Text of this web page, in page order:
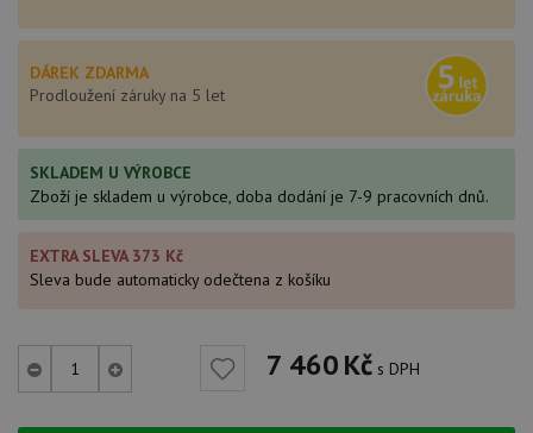
DÁREK ZDARMA
Prodloužení záruky na 5 let
SKLADEM U VÝROBCE
Zboží je skladem u výrobce, doba dodání je 7-9 pracovních dnů.
EXTRA SLEVA 373 Kč
Sleva bude automaticky odečtena z košíku
7 460Kč s DPH